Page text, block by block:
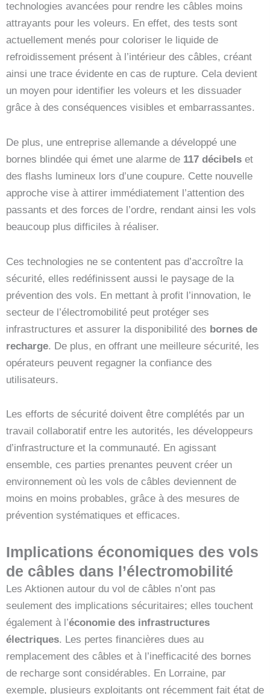
technologies avancées pour rendre les câbles moins
attrayants pour les voleurs. En effet, des tests sont
actuellement menés pour coloriser le liquide de
refroidissement présent à l’intérieur des câbles, créant
ainsi une trace évidente en cas de rupture. Cela devient
un moyen pour identifier les voleurs et les dissuader
grâce à des conséquences visibles et embarrassantes.
De plus, une entreprise allemande a développé une
bornes blindée qui émet une alarme de 117 décibels et
des flashs lumineux lors d’une coupure. Cette nouvelle
approche vise à attirer immédiatement l’attention des
passants et des forces de l’ordre, rendant ainsi les vols
beaucoup plus difficiles à réaliser.
Ces technologies ne se contentent pas d’accroître la
sécurité, elles redéfinissent aussi le paysage de la
prévention des vols. En mettant à profit l’innovation, le
secteur de l’électromobilité peut protéger ses
infrastructures et assurer la disponibilité des bornes de
recharge. De plus, en offrant une meilleure sécurité, les
opérateurs peuvent regagner la confiance des
utilisateurs.
Les efforts de sécurité doivent être complétés par un
travail collaboratif entre les autorités, les développeurs
d’infrastructure et la communauté. En agissant
ensemble, ces parties prenantes peuvent créer un
environnement où les vols de câbles deviennent de
moins en moins probables, grâce à des mesures de
prévention systématiques et efficaces.
Implications économiques des vols
de câbles dans l’électromobilité
Les Aktionen autour du vol de câbles n’ont pas
seulement des implications sécuritaires; elles touchent
également à l’économie des infrastructures
électriques. Les pertes financières dues au
remplacement des câbles et à l’inefficacité des bornes
de recharge sont considérables. En Lorraine, par
exemple, plusieurs exploitants ont récemment fait état de